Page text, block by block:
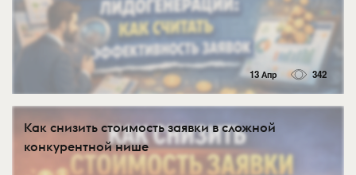
13 Апр 342
Как снизить стоимость заявки в сложной
конкурентной нише